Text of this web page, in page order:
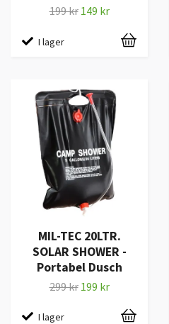
199 kr 149 kr
I lager
MIL-TEC 20LTR.
SOLAR SHOWER -
Portabel Dusch
299 kr 199 kr
I lager